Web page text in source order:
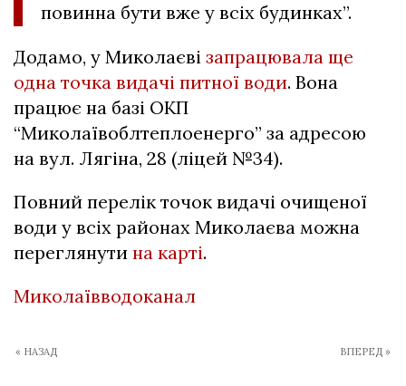
повинна бути вже у всіх будинках”.
Додамо, у Миколаєві запрацювала ще
одна точка видачі питної води. Вона
працює на базі ОКП
“Миколаївоблтеплоенерго” за адресою
на вул. Лягіна, 28 (ліцей №34).
Повний перелік точок видачі очищеної
води у всіх районах Миколаєва можна
переглянути на карті.
Миколаївводоканал
« НАЗАД ВПЕРЕД »